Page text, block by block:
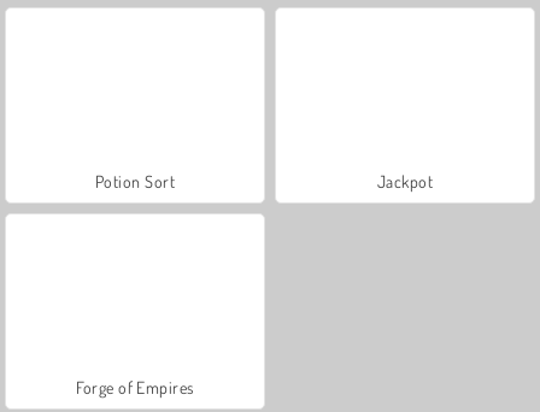
Potion Sort Jackpot
Forge of Empires